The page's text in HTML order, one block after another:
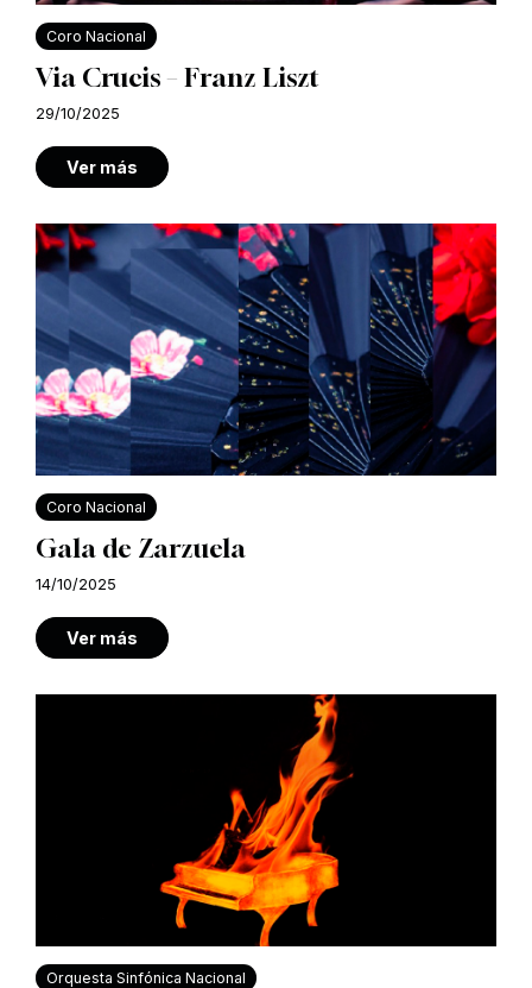
Coro Nacional
Via Crucis – Franz Liszt
29/10/2025
Ver más
Coro Nacional
Gala de Zarzuela
14/10/2025
Ver más
Orquesta Sinfónica Nacional